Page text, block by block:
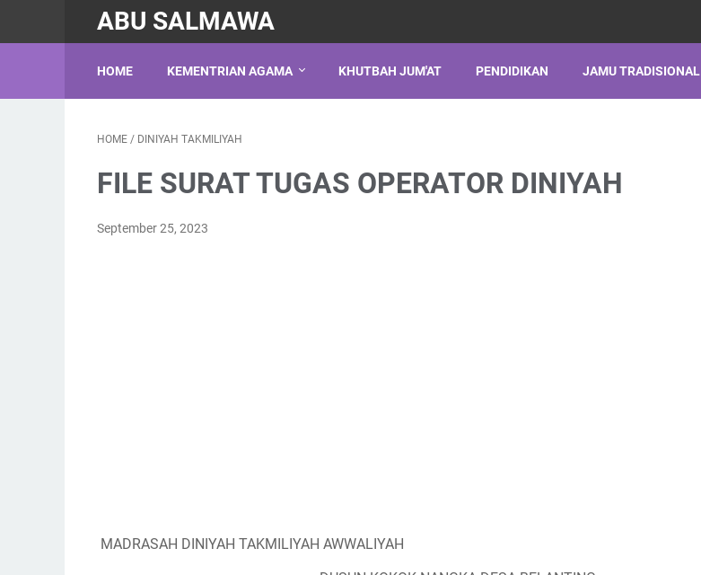
ABU SALMAWA
HOME KEMENTRIAN AGAMA KHUTBAH JUM'AT PENDIDIKAN JAMU TRADISIONAL
HOME / DINIYAH TAKMILIYAH
FILE SURAT TUGAS OPERATOR DINIYAH
September 25, 2023
MADRASAH DINIYAH TAKMILIYAH AWWALIYAH